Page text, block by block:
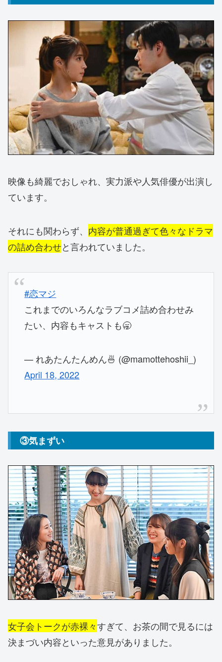
映像も綺麗でおしゃれ、実力派や人気俳優が出演し
ています。
それにも関わらず、 内容が普通過ぎて色々なドラマ
の詰め合わせと言われていました。
#恋マジ
これまでのいろんなラブコメ詰め合わせみ
たい、内容もキャストも🥱
— れあたんたんめん🍜 (@mamottehoshii_)
April 18, 2022
③気まずい
女子会トークが赤裸々すぎて、お茶の間で見るには
決まづい内容といった意見がありました。